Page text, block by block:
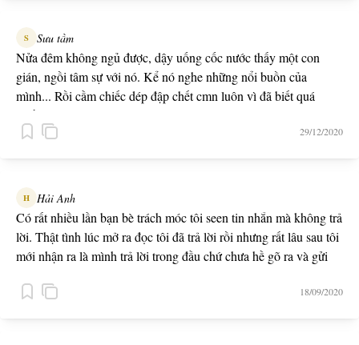
S Sưu tầm
Nửa đêm không ngủ được, dậy uống cốc nước thấy một con
gián, ngồi tâm sự với nó. Kể nó nghe những nổi buồn của
mình... Rồi cầm chiếc dép đập chết cmn luôn vì đã biết quá
nhiều.
29/12/2020
H Hải Anh
Có rất nhiều lần bạn bè trách móc tôi seen tin nhắn mà không trả
lời. Thật tình lúc mở ra đọc tôi đã trả lời rồi nhưng rất lâu sau tôi
mới nhận ra là mình trả lời trong đầu chứ chưa hề gõ ra và gửi
18/09/2020